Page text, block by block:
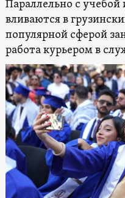
Параллельно с
вливаются в
популярной сферой
работа курьером в